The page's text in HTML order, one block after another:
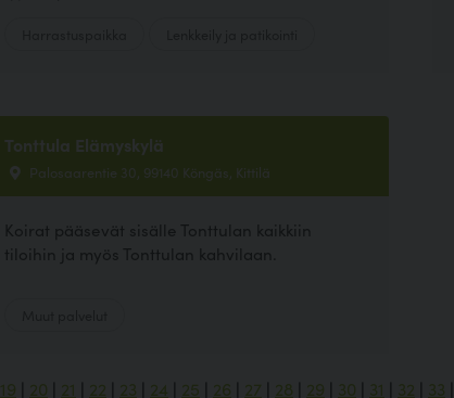
Tonttula Elämyskylä
Palosaarentie 30, 99140 Köngäs, Kittilä
Koirat pääsevät sisälle Tonttulan kaikkiin
tiloihin ja myös Tonttulan kahvilaan.
19 20 21 22 23 24 25 26 27 28 29 30 31 32 33